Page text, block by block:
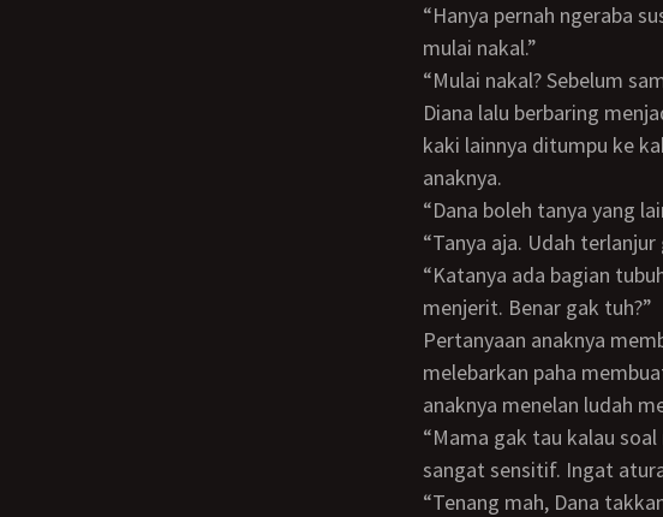
“Hanya pernah ngeraba susu sama ciuman mah. Terus kalau mamah, kapan mama
mulai nakal.”
“Mulai nakal? Sebelum
Diana lalu berbaring menjadikan tangannya sebagai bantal. Satu kakinya di tekuk dan
kaki lainnya ditumpu ke
anaknya.
“Dana boleh tanya yang
“Tanya aja. Udah
“Katanya ada bagian tubuh yang kalau disentuh bisa membuat orgasme sambil
menjerit. Benar gak tuh?”
Pertanyaan anaknya membuat Diana memikirkan vaginanya dan secara reflek
melebarkan paha
anaknya menelan ludah
“Mama gak tau kalau soal menjerit. Tapi yang pasti memang ada beberapa titik yang
sangat sensitif. Ingat
“Tenang mah, Dana